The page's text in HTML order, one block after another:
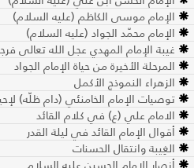
الإمام موسى الكاظم (عليه السلام)
الإمام محمّد الجواد (عليه السلام)
غيبة الإمام المهدي عجل الله تعالى
المرحلة الأخيرة من حياة الإمام الجواد
الزهراء النموذج الأكمل
توصيات الإمام الخامنئي (دام ظلّه)
الامام علي (ع) في كلام القائد
أقوال الإمام القائد في ليلة القدر
الغِيبة وانتقال الحسنات